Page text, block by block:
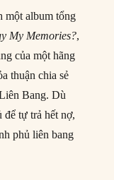
một album tổng
My Memories?,
của một hãng
thuận chia sẻ
Bang. Dù
để tự trả hết nợ,
phủ liên bang